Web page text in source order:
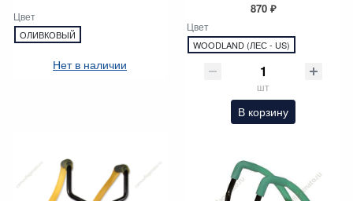
Цвет
ОЛИВКОВЫЙ
Нет в наличии
870 ₽
Цвет
WOODLAND (ЛЕС - US)
шт
В корзину